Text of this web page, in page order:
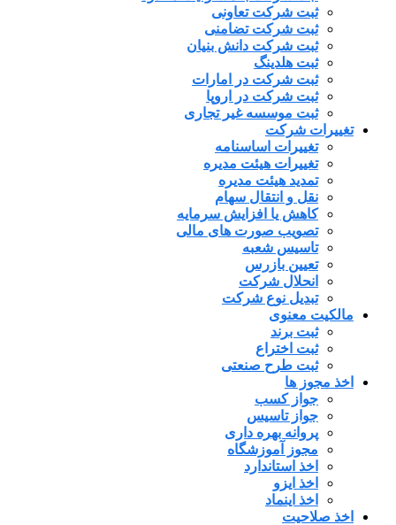
ثبت شرکت تعاونی
ثبت شرکت تضامنی
ثبت شرکت دانش بنیان
ثبت هلدینگ
ثبت شرکت در امارات
ثبت شرکت در اروپا
ثبت موسسه غیر تجاری
تغییرات شرکت
تغییرات اساسنامه
تغییرات هیئت مدیره
تمدید هیئت مدیره
نقل و انتقال سهام
کاهش یا افزایش سرمایه
تصویب صورت های مالی
تاسیس شعبه
تعیین بازرس
انحلال شرکت
تبدیل نوع شرکت
مالکیت معنوی
ثبت برند
ثبت اختراع
ثبت طرح صنعتی
اخذ مجوز ها
جواز کسب
جواز تاسیس
پروانه بهره داری
مجوز آموزشگاه
اخذ استاندارد
اخذ ایزو
اخذ اینماد
اخذ صلاحیت